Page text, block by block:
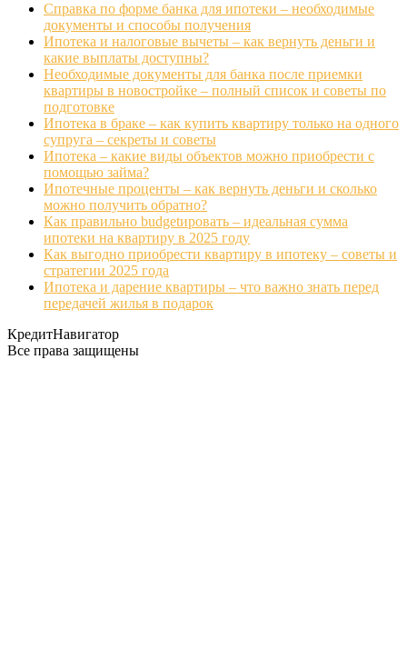
Справка по форме банка для ипотеки – необходимые
документы и способы получения
Ипотека и налоговые вычеты – как вернуть деньги и
какие выплаты доступны?
Необходимые документы для банка после приемки
квартиры в новостройке – полный список и советы по
подготовке
Ипотека в браке – как купить квартиру только на одного
супруга – секреты и советы
Ипотека – какие виды объектов можно приобрести с
помощью займа?
Ипотечные проценты – как вернуть деньги и сколько
можно получить обратно?
Как правильно budgetировать – идеальная сумма
ипотеки на квартиру в 2025 году
Как выгодно приобрести квартиру в ипотеку – советы и
стратегии 2025 года
Ипотека и дарение квартиры – что важно знать перед
передачей жилья в подарок
КредитНавигатор
Все права защищены